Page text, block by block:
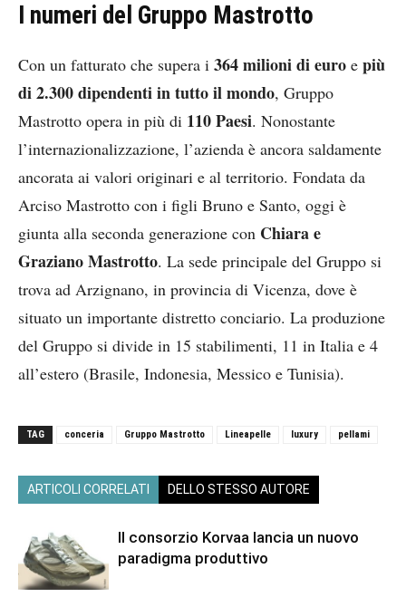
I numeri del Gruppo Mastrotto
Con un fatturato che supera i 364 milioni di euro e più
di 2.300 dipendenti in tutto il mondo, Gruppo
Mastrotto opera in più di 110 Paesi. Nonostante
l’internazionalizzazione, l’azienda è ancora saldamente
ancorata ai valori originari e al territorio. Fondata da
Arciso Mastrotto con i figli Bruno e Santo, oggi è
giunta alla seconda generazione con Chiara e
Graziano Mastrotto. La sede principale del Gruppo si
trova ad Arzignano, in provincia di Vicenza, dove è
situato un importante distretto conciario. La produzione
del Gruppo si divide in 15 stabilimenti, 11 in Italia e 4
all’estero (Brasile, Indonesia, Messico e Tunisia).
TAG conceria Gruppo Mastrotto Lineapelle luxury pellami
ARTICOLI CORRELATI DELLO STESSO AUTORE
Il consorzio Korvaa lancia un nuovo
paradigma produttivo